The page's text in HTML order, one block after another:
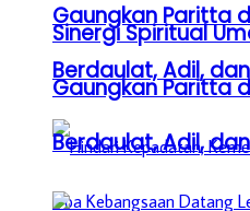
Gaungkan Paritta
Berdaulat, Adil,
Sinergi Spiritual
Gaungkan Paritta
Berdaulat, Adil,